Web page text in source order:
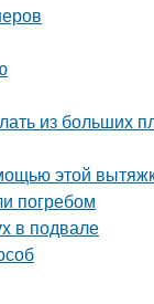
из больших
этой
погребом
в подвале